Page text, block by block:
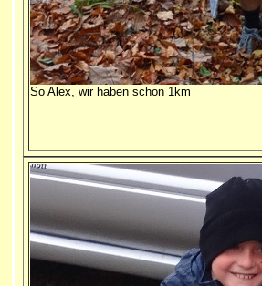
So Alex, wir haben schon 1km